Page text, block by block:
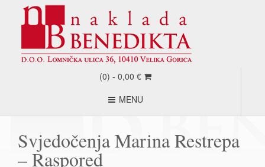
(0) - 0,00 €
MENU
Svjedočenja Marina Restrepa
– Raspored